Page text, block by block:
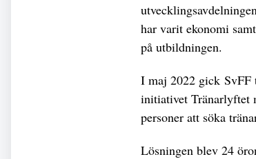
har varit ekonomi
på utbildningen.
I maj 2022 gick SvFF
initiativet Tränarlyftet
personer att söka
Lösningen blev 24